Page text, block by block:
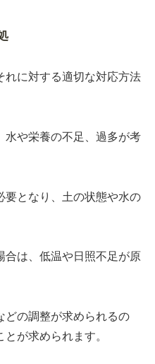
れに対する適切な対応方法
水や栄養の不足、過多が考
要となり、土の状態や水の
合は、低温や日照不足が原
どの調整が求められるの
が求められます。